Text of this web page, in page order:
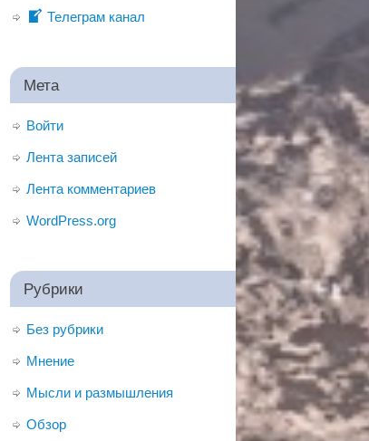
Телеграм канал
Мета
Войти
Лента записей
Лента комментариев
WordPress.org
Рубрики
Без рубрики
Мнение
Мысли и размышления
Обзор